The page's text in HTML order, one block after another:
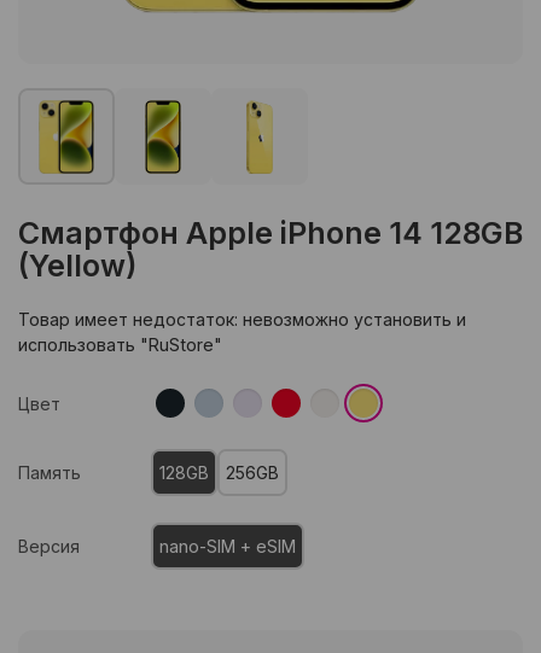
Смартфон Apple iPhone 14 128GB
(Yellow)
Товар имеет недостаток: невозможно установить и
использовать "RuStore"
Цвет
Память 128GB 256GB
Версия nano-SIM + eSIM